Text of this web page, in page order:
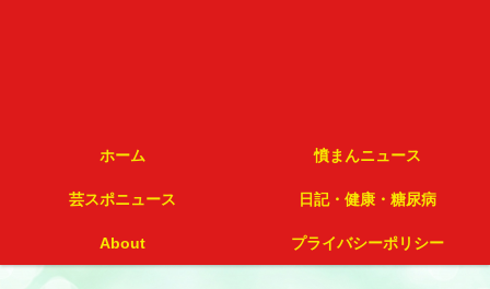
ホーム 憤まんニュース
芸スポニュース 日記・健康・糖尿病
About プライバシーポリシー